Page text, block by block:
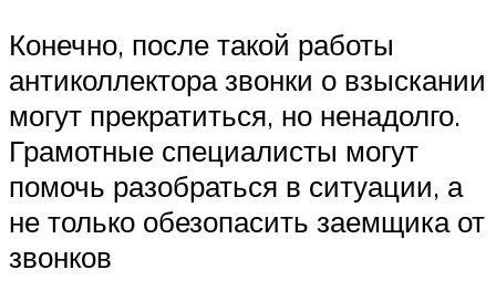
Конечно, после такой работы
антиколлектора звонки о взыскании
могут прекратиться, но ненадолго.
Грамотные специалисты могут
помочь разобраться в ситуации, а
не только обезопасить заемщика от
звонков